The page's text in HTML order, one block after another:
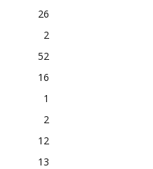
26
2
52
16
1
2
12
13